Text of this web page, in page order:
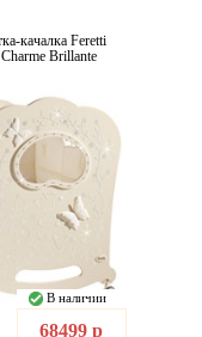
качалка Feretti
Brillante
В наличии
68499 р